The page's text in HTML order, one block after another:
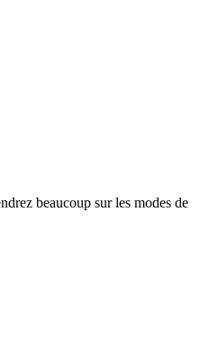
beaucoup sur les modes de